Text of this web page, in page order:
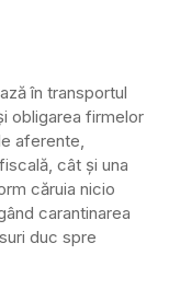
în transportul
obligarea firmelor
aferente,
cât și una
căruia nicio
carantinarea
duc spre